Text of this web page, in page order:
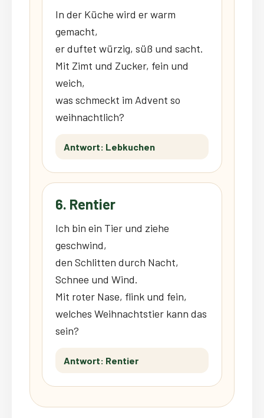
In der Küche wird er warm
gemacht,
er duftet würzig, süß und sacht.
Mit Zimt und Zucker, fein und
weich,
was schmeckt im Advent so
weihnachtlich?
Antwort: Lebkuchen
6. Rentier
Ich bin ein Tier und ziehe
geschwind,
den Schlitten durch Nacht,
Schnee und Wind.
Mit roter Nase, flink und fein,
welches Weihnachtstier kann das
sein?
Antwort: Rentier